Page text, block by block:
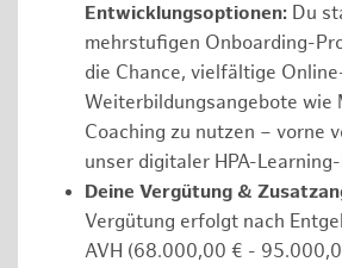
Entwicklungsoptionen: Du
mehrstufigen Onboarding-
die Chance, vielfältige
Weiterbildungsangebote wie
Coaching zu nutzen – vorne
unser digitaler HPA-
Deine Vergütung &
Vergütung erfolgt nach
AVH (68.000,00 € -